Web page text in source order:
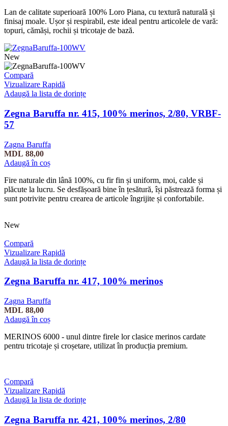
Lan de calitate superioară 100% Loro Piana, cu textură naturală și
finisaj moale. Ușor și respirabil, este ideal pentru articolele de vară:
topuri, cămăși, rochii și tricotaje de bază.
New
Compară
Vizualizare Rapidă
Adaugă la lista de dorințe
Zegna Baruffa nr. 415, 100% merinos, 2/80, VRBF-
57
Zagna Baruffa
MDL 88,00
Adaugă în coș
Fire naturale din lână 100%, cu fir fin și uniform, moi, calde și
plăcute la lucru. Se desfășoară bine în țesătură, își păstrează forma și
sunt potrivite pentru crearea de articole îngrijite și confortabile.
New
Compară
Vizualizare Rapidă
Adaugă la lista de dorințe
Zegna Baruffa nr. 417, 100% merinos
Zagna Baruffa
MDL 88,00
Adaugă în coș
MERINOS 6000 - unul dintre firele lor clasice merinos cardate
pentru tricotaje și croșetare, utilizat în producția premium.
Compară
Vizualizare Rapidă
Adaugă la lista de dorințe
Zegna Baruffa nr. 421, 100% merinos, 2/80